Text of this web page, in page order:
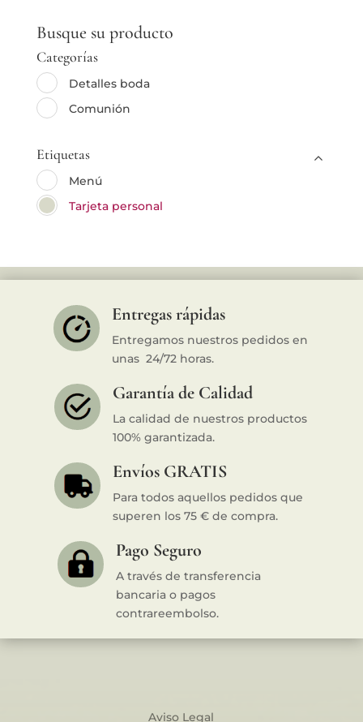
Busque su producto
Categorías
Detalles boda
Comunión
Etiquetas
Menú
Tarjeta personal
Entregas rápidas
Entregamos nuestros pedidos en
unas 24/72 horas.
Garantía de Calidad
La calidad de nuestros productos
100% garantizada.
Envíos GRATIS
Para todos aquellos pedidos que
superen los 75 € de compra.
Pago Seguro
A través de transferencia
bancaria o pagos
contrareembolso.
Aviso Legal